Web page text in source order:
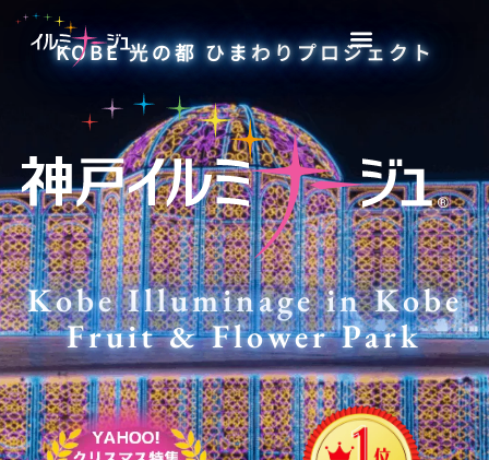
KOBE 光の都 ひまわりプロジェクト
Kobe Illuminage in Kobe
Fruit & Flower Park